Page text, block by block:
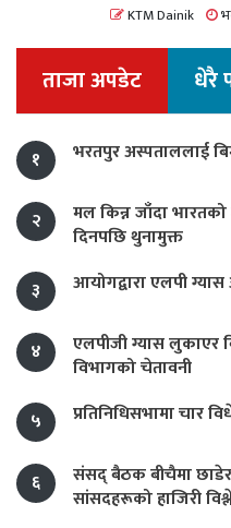
KTM Dainik
ताजा अपडेट धेरै
१ भरतपुर अस्पताललाई
२
मल किन्न जाँदा
दिनपछि थुनामुक्त
३
आयोगद्वारा एलपी
४
एलपीजी ग्यास लुकाएर
विभागको चेतावनी
५
प्रतिनिधिसभामा चार
६
संसद् बैठक बीचैमा छाडेर
सांसदहरूको हाजिरी